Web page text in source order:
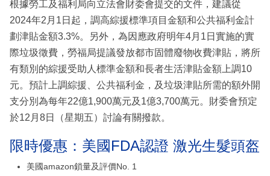
根據勞工及福利局向立法會財委會提交的文件，建議從
2024年2月1日起，調高綜援標準項目金額和公共福利金計
劃津貼金額3.3%。另外，為因應政府明年4月1日實施的實
際垃圾徵費，勞福局提議發放都市固體廢物收費津貼，將所
有類別的綜援受助人標準金額和長者生活津貼金額上調10
元。預計上調綜援、公共福利金，及垃圾津貼所需的額外開
支分別為每年22億1,900萬元及1億3,700萬元。財委會預定
於12月8日（星期五）討論有關撥款。
限時優惠：美國FDA認證 激光生髮頭盔
美國amazon鎖量及評價No. 1